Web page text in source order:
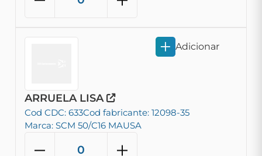
ARRUELA LISA
Cod CDC: 633Cod fabricante: 12098-35
Marca: SCM 50/C16 MAUSA
Adicionar